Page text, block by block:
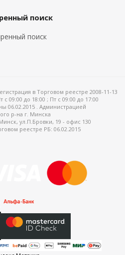
поиск
поиск
в Торговом реестре 2008-11-13
c 09:00 до 18:00 ; Пт c 09:00 до 17:00
06.02.2015 . Администрацией
р-на г. Минска
ул.П.Бровки, 19 - офис 130
реестре РБ: 06.02.2015